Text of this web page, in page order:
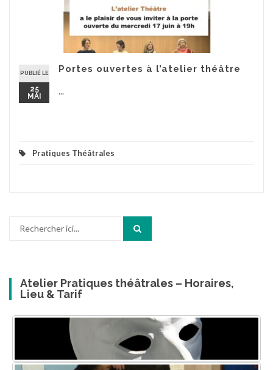
PUBLIÉ LE
25
MAI
Portes ouvertes à l’atelier théâtre
...
Pratiques Théâtrales
Atelier Pratiques théâtrales – Horaires,
Lieu & Tarif